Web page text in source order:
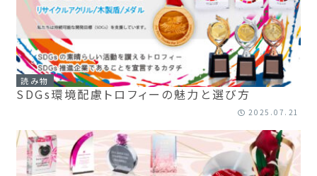
読み物
SDGs環境配慮トロフィーの魅力と選び方
2025.07.21